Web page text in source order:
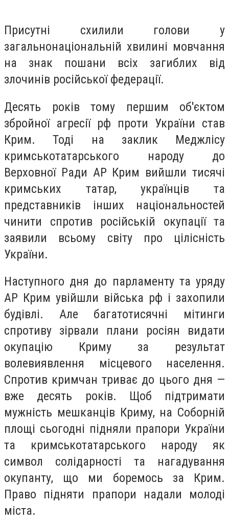
Присутні схилили голови у
загальнонаціональній хвилині мовчання
на знак пошани всіх загиблих від
злочинів російської федерації.
Десять років тому першим об'єктом
збройної агресії рф проти України став
Крим. Тоді на заклик Меджлісу
кримськотатарського народу до
Верховної Ради АР Крим вийшли тисячі
кримських татар, українців та
представників інших національностей
чинити спротив російській окупації та
заявили всьому світу про цілісність
України.
Наступного дня до парламенту та уряду
АР Крим увійшли війська рф і захопили
будівлі. Але багатотисячні мітинги
спротиву зірвали плани росіян видати
окупацію Криму за результат
волевиявлення місцевого населення.
Спротив кримчан триває до цього дня —
вже десять років. Щоб підтримати
мужність мешканців Криму, на Соборній
площі сьогодні підняли прапори України
та кримськотатарського народу як
символ солідарності та нагадування
окупанту, що ми боремось за Крим.
Право підняти прапори надали молоді
міста.